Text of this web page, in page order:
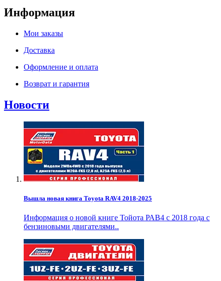
Информация
Мои заказы
Доставка
Оформление и оплата
Возврат и гарантия
Новости
Вышла новая книга Toyota RAV4 2018-2025
Информация о новой книге Тойота РАВ4 с 2018 года с
бензиновыми двигателями..